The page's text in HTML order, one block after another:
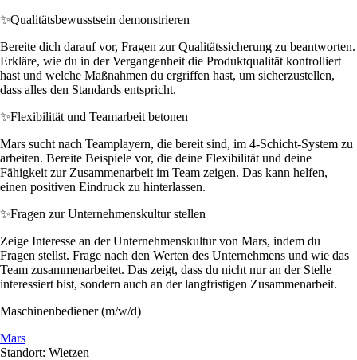
✨Qualitätsbewusstsein demonstrieren
Bereite dich darauf vor, Fragen zur Qualitätssicherung zu beantworten.
Erkläre, wie du in der Vergangenheit die Produktqualität kontrolliert
hast und welche Maßnahmen du ergriffen hast, um sicherzustellen,
dass alles den Standards entspricht.
✨Flexibilität und Teamarbeit betonen
Mars sucht nach Teamplayern, die bereit sind, im 4-Schicht-System zu
arbeiten. Bereite Beispiele vor, die deine Flexibilität und deine
Fähigkeit zur Zusammenarbeit im Team zeigen. Das kann helfen,
einen positiven Eindruck zu hinterlassen.
✨Fragen zur Unternehmenskultur stellen
Zeige Interesse an der Unternehmenskultur von Mars, indem du
Fragen stellst. Frage nach den Werten des Unternehmens und wie das
Team zusammenarbeitet. Das zeigt, dass du nicht nur an der Stelle
interessiert bist, sondern auch an der langfristigen Zusammenarbeit.
Maschinenbediener (m/w/d)
Mars
Standort: Wietzen